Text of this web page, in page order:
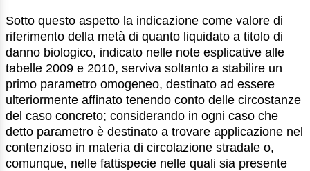
Sotto questo aspetto la indicazione come valore di
riferimento della metà di quanto liquidato a titolo di
danno biologico, indicato nelle note esplicative alle
tabelle 2009 e 2010, serviva soltanto a stabilire un
primo parametro omogeneo, destinato ad essere
ulteriormente affinato tenendo conto delle circostanze
del caso concreto; considerando in ogni caso che
detto parametro è destinato a trovare applicazione nel
contenzioso in materia di circolazione stradale o,
comunque, nelle fattispecie nelle quali sia presente